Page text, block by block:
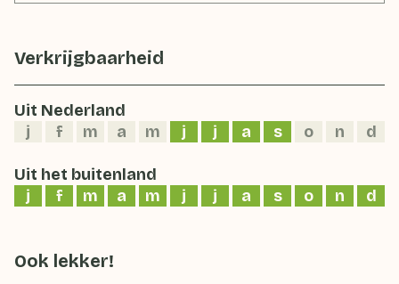
Verkrijgbaarheid
Uit Nederland
j
f m a m j j a s o n d
Uit het buitenland
j
f m a m j j a s o n d
Ook lekker!